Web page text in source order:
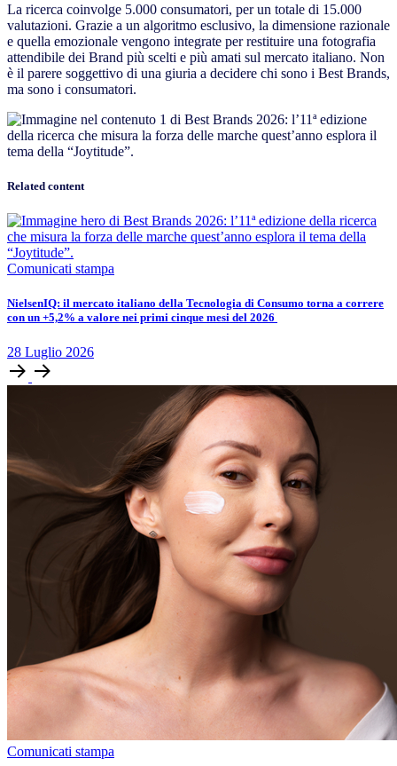
La ricerca coinvolge 5.000 consumatori, per un totale di 15.000
valutazioni. Grazie a un algoritmo esclusivo, la dimensione razionale
e quella emozionale vengono integrate per restituire una fotografia
attendibile dei Brand più scelti e più amati sul mercato italiano. Non
è il parere soggettivo di una giuria a decidere chi sono i Best Brands,
ma sono i consumatori.
Related content
Comunicati stampa
​​​​NielsenIQ: il mercato italiano della Tecnologia di Consumo torna a correre
con un +5,2% a valore nei primi cinque mesi del 2026
28 Luglio 2026
Comunicati stampa